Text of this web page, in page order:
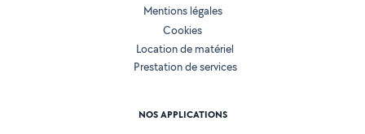
Mentions légales
Cookies
Location de matériel
Prestation de services
NOS APPLICATIONS